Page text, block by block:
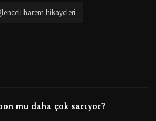
harem hikayeleri
mu daha çok sarıyor?